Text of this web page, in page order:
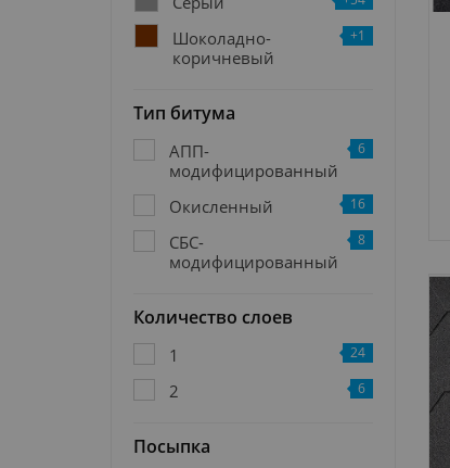
Шоколадно-
коричневый
+1
Тип битума
АПП-
модифицированный
6
Окисленный 16
СБС-
модифицированный
8
Количество слоев
1 24
2 6
Посыпка